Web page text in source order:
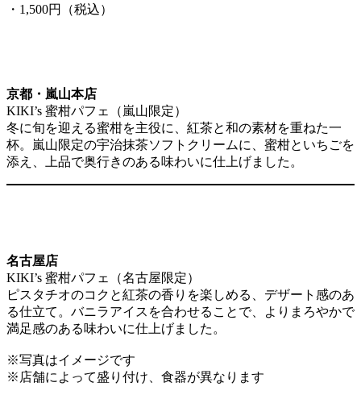
・1,500円（税込）
京都・嵐山本店
KIKI’s 蜜柑パフェ（嵐山限定）
冬に旬を迎える蜜柑を主役に、紅茶と和の素材を重ねた一
杯。嵐山限定の宇治抹茶ソフトクリームに、蜜柑といちごを
添え、上品で奥行きのある味わいに仕上げました。
名古屋店
KIKI’s 蜜柑パフェ（名古屋限定）
ピスタチオのコクと紅茶の香りを楽しめる、デザート感のあ
る仕立て。バニラアイスを合わせることで、よりまろやかで
満足感のある味わいに仕上げました。
※写真はイメージです
※店舗によって盛り付け、食器が異なります